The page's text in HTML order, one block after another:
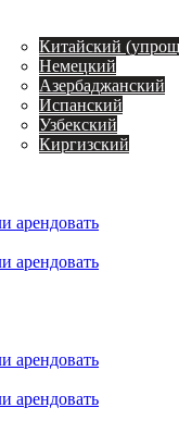
Китайский
Немецкий
Азербаджанский
Испанский
Узбекский
Киргизский